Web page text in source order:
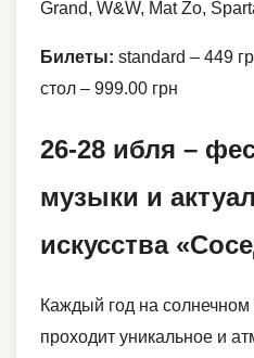
Grand, W&W, Mat Zo,
Билеты: standard – 449
стол – 999.00 грн
26-28 ибля –
музыки и
искусства
Каждый год на
проходит уникальное и